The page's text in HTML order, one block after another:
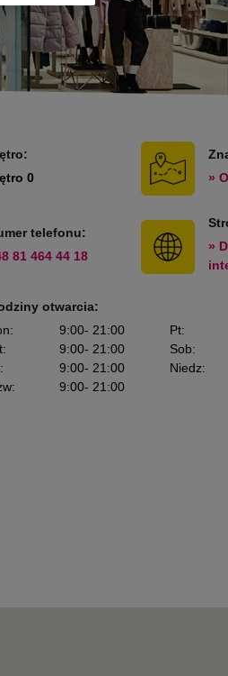
0
»
telefonu:
81 464 44 18
»
otwarcia:
: 9:00- 21:00
: 9:00- 21:00
: 9:00- 21:00
: 9:00- 21:00
Pt:
Sob:
Niedz: